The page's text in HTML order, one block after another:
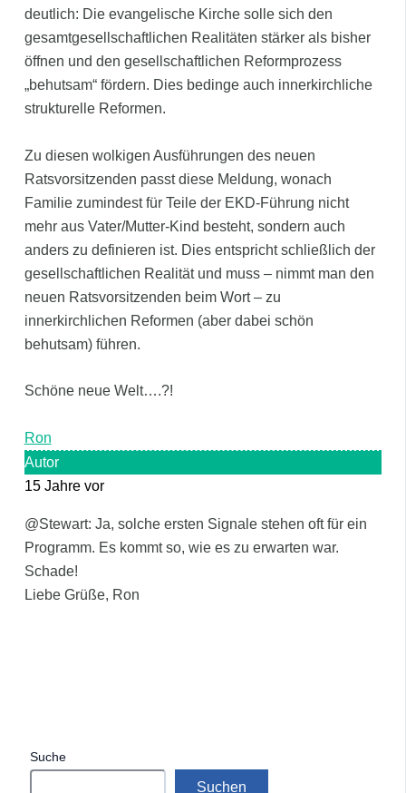
deutlich: Die evangelische Kirche solle sich den
gesamtgesellschaftlichen Realitäten stärker als bisher
öffnen und den gesellschaftlichen Reformprozess
„behutsam“ fördern. Dies bedinge auch innerkirchliche
strukturelle Reformen.
Zu diesen wolkigen Ausführungen des neuen
Ratsvorsitzenden passt diese Meldung, wonach
Familie zumindest für Teile der EKD-Führung nicht
mehr aus Vater/Mutter-Kind besteht, sondern auch
anders zu definieren ist. Dies entspricht schließlich der
gesellschaftlichen Realität und muss – nimmt man den
neuen Ratsvorsitzenden beim Wort – zu
innerkirchlichen Reformen (aber dabei schön
behutsam) führen.
Schöne neue Welt….?!
Ron
Autor
15 Jahre vor
@Stewart: Ja, solche ersten Signale stehen oft für ein
Programm. Es kommt so, wie es zu erwarten war.
Schade!
Liebe Grüße, Ron
Suche
Suchen